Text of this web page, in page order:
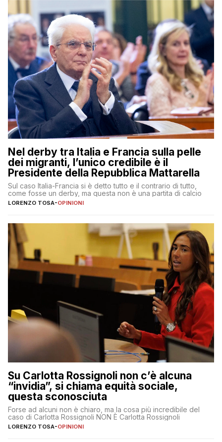
Nel derby tra Italia e Francia sulla pelle
dei migranti, l’unico credibile è il
Presidente della Repubblica Mattarella
Sul caso Italia-Francia si è detto tutto e il contrario di tutto,
come fosse un derby, ma questa non è una partita di calcio
LORENZO TOSA-OPINIONI
Su Carlotta Rossignoli non c’è alcuna
“invidia”, si chiama equità sociale,
questa sconosciuta
Forse ad alcuni non è chiaro, ma la cosa più incredibile del
caso di Carlotta Rossignoli NON È Carlotta Rossignoli
LORENZO TOSA-OPINIONI